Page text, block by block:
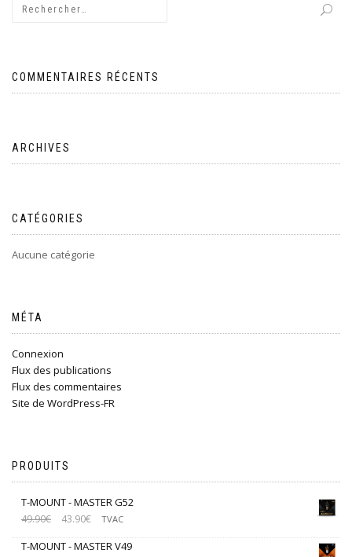
COMMENTAIRES RÉCENTS
ARCHIVES
CATÉGORIES
Aucune catégorie
MÉTA
Connexion
Flux des publications
Flux des commentaires
Site de WordPress-FR
PRODUITS
T-MOUNT - MASTER G52
49.90€ 43.90€ TVAC
T-MOUNT - MASTER V49